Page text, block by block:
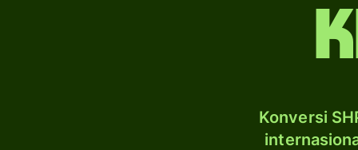
Konversi